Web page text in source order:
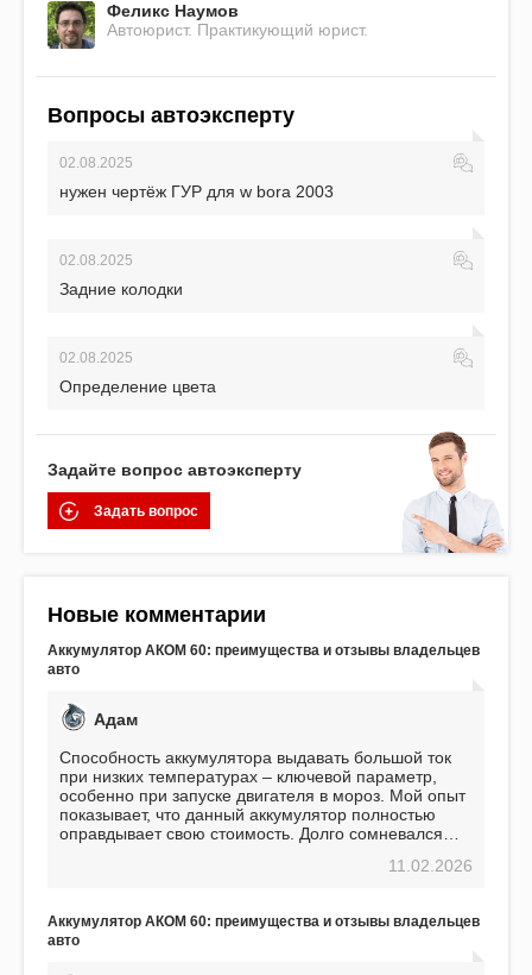
Феликс Наумов
Автоюрист. Практикующий юрист.
Вопросы автоэксперту
02.08.2025
нужен чертёж ГУР для w bora 2003
02.08.2025
Задние колодки
02.08.2025
Определение цвета
Задайте вопрос автоэксперту
Задать вопрос
Новые комментарии
Аккумулятор АКОМ 60: преимущества и отзывы владельцев
авто
Адам
Способность аккумулятора выдавать большой ток
при низких температурах – ключевой параметр,
особенно при запуске двигателя в мороз. Мой опыт
показывает, что данный аккумулятор полностью
оправдывает свою стоимость. Долго сомневался
пожалел. Считаю, что это отличное вложение,11.02.2026
Аккумулятор АКОМ 60: преимущества и отзывы владельцев
авто